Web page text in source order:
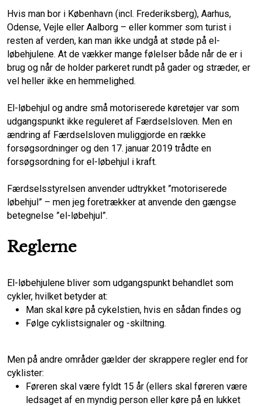
e
b
o
o
k
n
t
i
l
k
e
I
n
Hvis man bor i København (incl. Frederiksberg), Aarhus,
Odense, Vejle eller Aalborg – eller kommer som turist i
resten af verden, kan man ikke undgå at støde på el-
løbehjulene. At de vækker mange følelser både når de er i
brug og når de holder parkeret rundt på gader og stræder, er
vel heller ikke en hemmelighed.
El-løbehjul og andre små motoriserede køretøjer var som
udgangspunkt ikke reguleret af Færdselsloven. Men en
ændring af Færdselsloven muliggjorde en række
forsøgsordninger og den 17. januar 2019 trådte en
forsøgsordning for el-løbehjul i kraft.
Færdselsstyrelsen anvender udtrykket ”motoriserede
løbehjul” – men jeg foretrækker at anvende den gængse
betegnelse ”el-løbehjul”.
Reglerne
El-løbehjulene bliver som udgangspunkt behandlet som
cykler, hvilket betyder at:
Man skal køre på cykelstien, hvis en sådan findes og
Følge cyklistsignaler og -skiltning.
Men på andre områder gælder der skrappere regler end for
cyklister:
Føreren skal være fyldt 15 år (ellers skal føreren være
ledsaget af en myndig person eller køre på en lukket